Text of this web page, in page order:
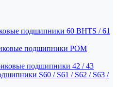
подшипники 60 BHTS / 61
подшипники POM
подшипники 42 / 43
S60 / S61 / S62 / S63 /